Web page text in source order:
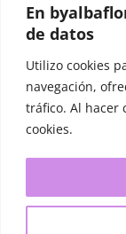
En
de datos
Utilizo cookies
navegación,
tráfico. Al hacer
cookies.